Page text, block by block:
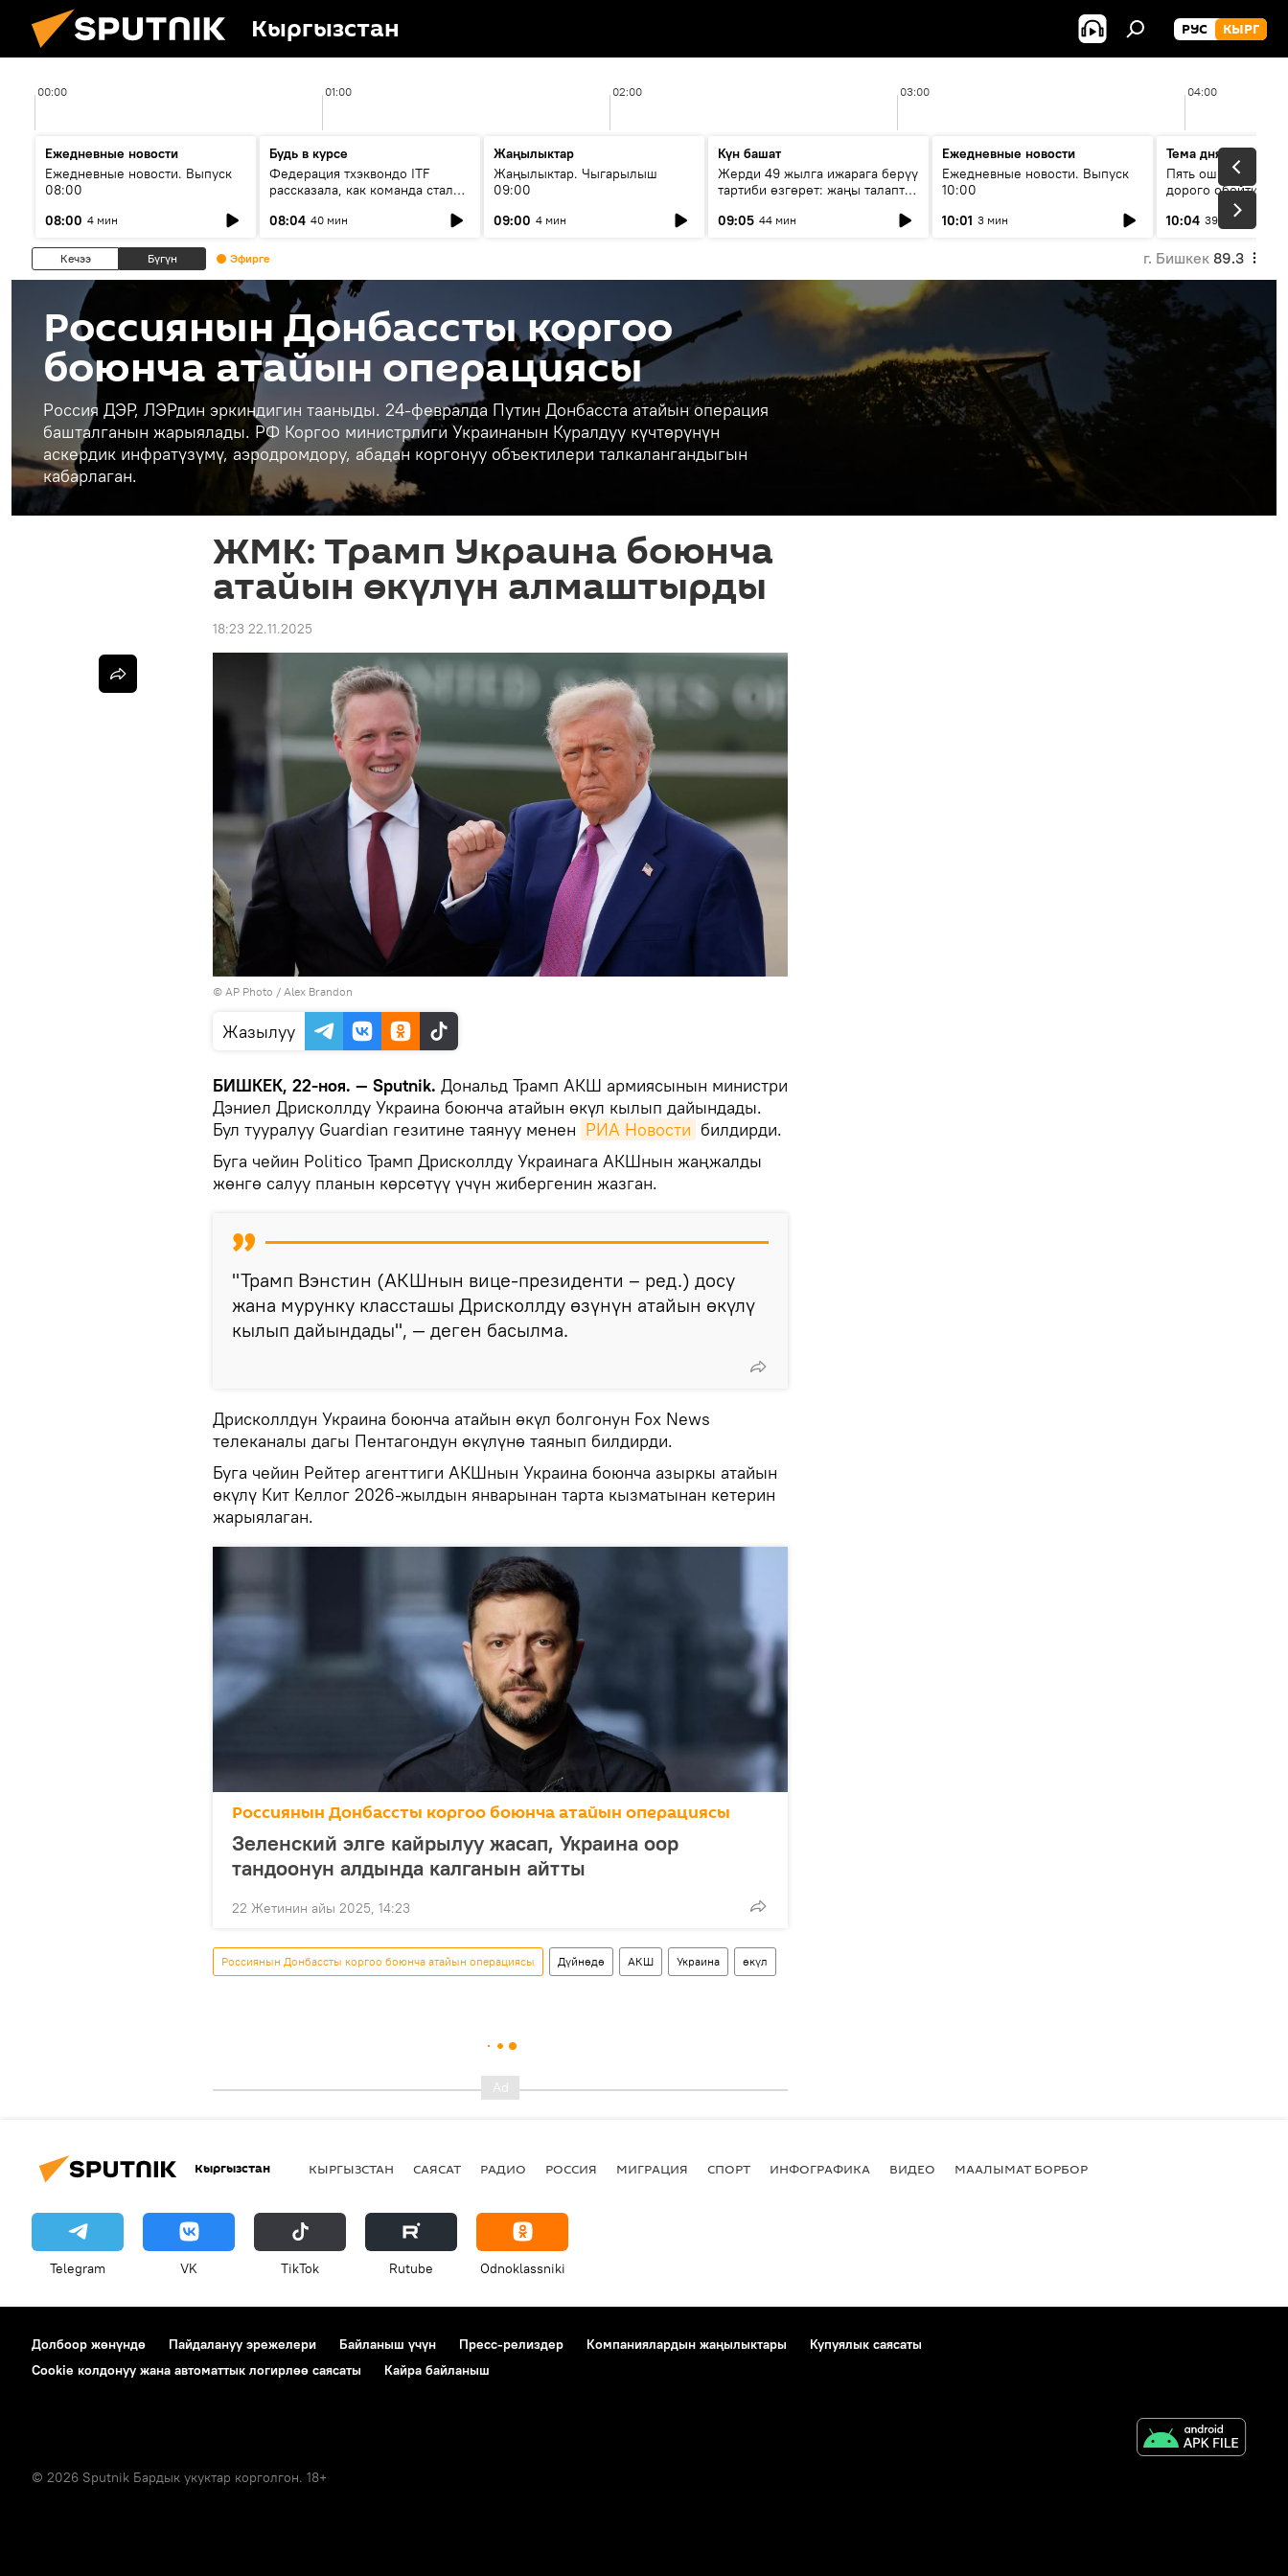
Кыргызстан РУС КЫРГ
00:00 01:00 02:00 03:00 04:00
Ежедневные новости
Ежедневные новости. Выпуск
08:00
08:00 4 мин
Будь в курсе
Федерация тхэквондо ITF
рассказала, как команда стала
08:04 40 мин
Жаңылыктар
Жаңылыктар. Чыгарылыш
09:00
09:00 4 мин
Күн башат
Жерди 49 жылга ижарага берүү
тартиби өзгөрөт: жаңы талаптар
09:05 44 мин
Ежедневные новости
Ежедневные новости. Выпуск
10:00
10:01 3 мин
Тема дня
Пять ошибок
дорого обойтись
10:04 39 мин
Кечээ Бүгүн Эфирге г. Бишкек 89.3
Россиянын Донбассты коргоо
боюнча атайын операциясы
Россия ДЭР, ЛЭРдин эркиндигин тааныды. 24-февралда Путин Донбасста атайын операция
башталганын жарыялады. РФ Коргоо министрлиги Украинанын Куралдуу күчтөрүнүн
аскердик инфратүзүмү, аэродромдору, абадан коргонуу объектилери талкалангандыгын
кабарлаган.
ЖМК: Трамп Украина боюнча
атайын өкүлүн алмаштырды
18:23 22.11.2025
© AP Photo / Alex Brandon
Жазылуу
БИШКЕК, 22-ноя. — Sputnik. Дональд Трамп АКШ армиясынын министри
Дэниел Дрисколлду Украина боюнча атайын өкүл кылып дайындады.
Бул тууралуу Guardian гезитине таянуу менен РИА Новости билдирди.
Буга чейин Politico Трамп Дрисколлду Украинага АКШнын жаңжалды
жөнгө салуу планын көрсөтүү үчүн жибергенин жазган.
"Трамп Вэнстин (АКШнын вице-президенти – ред.) досу
жана мурунку классташы Дрисколлду өзүнүн атайын өкүлү
кылып дайындады", — деген басылма.
Дрисколлдун Украина боюнча атайын өкүл болгонун Fox News
телеканалы дагы Пентагондун өкүлүнө таянып билдирди.
Буга чейин Рейтер агенттиги АКШнын Украина боюнча азыркы атайын
өкүлү Кит Келлог 2026-жылдын январынан тарта кызматынан кетерин
жарыялаган.
Россиянын Донбассты коргоо боюнча атайын операциясы
Зеленский элге кайрылуу жасап, Украина оор
тандоонун алдында калганын айтты
22 Жетинин айы 2025, 14:23
Россиянын Донбассты коргоо боюнча атайын операциясы Дүйнөдө АКШ Украина өкүл
Кыргызстан КЫРГЫЗСТАН САЯСАТ РАДИО РОССИЯ МИГРАЦИЯ СПОРТ ИНФОГРАФИКА ВИДЕО МААЛЫМАТ БОРБОР
Telegram VK ТikТоk Rutube Odnoklassniki
Долбоор жөнүндө Пайдалануу эрежелери Байланыш үчүн Пресс-релиздер Компаниялардын жаңылыктары
Купуялык саясаты
Cookie колдонуу жана автоматтык логирлөө саясаты
Кайра байланыш
© 2026 Sputnik Бардык укуктар корголгон. 18+